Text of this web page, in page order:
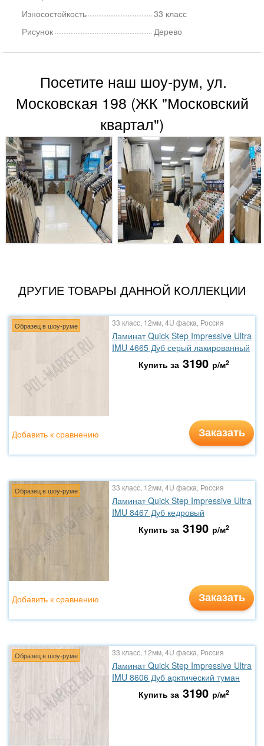
Износостойкость
33 класс
Рисунок
Дерево
Посетите наш шоу-рум, ул.
Московская 198 (ЖК "Московский
квартал")
ДРУГИЕ ТОВАРЫ ДАННОЙ КОЛЛЕКЦИИ
Образец в шоу-руме 33 класс, 12мм, 4U фаска, Россия
Ламинат Quick Step Impressive Ultra
IMU 4665 Дуб серый лакированный
Купить за 3190 р/м2
Заказать
Добавить к сравнению
Образец в шоу-руме 33 класс, 12мм, 4U фаска, Россия
Ламинат Quick Step Impressive Ultra
IMU 8467 Дуб кедровый
Купить за 3190 р/м2
Заказать
Добавить к сравнению
Образец в шоу-руме 33 класс, 12мм, 4U фаска, Россия
Ламинат Quick Step Impressive Ultra
IMU 8606 Дуб арктический туман
Купить за 3190 р/м2